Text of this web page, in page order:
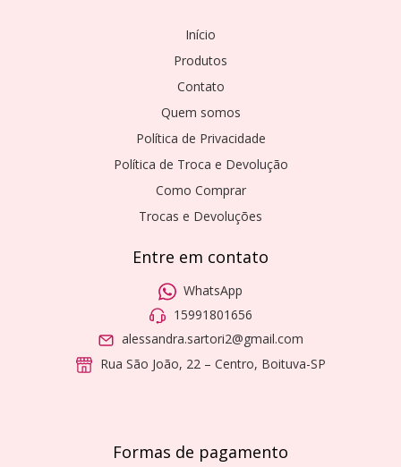
Início
Produtos
Contato
Quem somos
Política de Privacidade
Política de Troca e Devolução
Como Comprar
Trocas e Devoluções
Entre em contato
WhatsApp
15991801656
alessandra.sartori2@gmail.com
Rua São João, 22 – Centro, Boituva-SP
Formas de pagamento